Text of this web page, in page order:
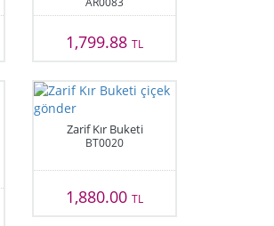
1,799.88TL
Zarif Kır Buketi
BT0020
1,880.00TL